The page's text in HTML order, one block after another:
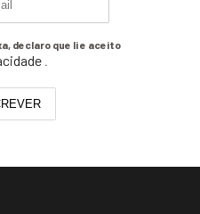
declaro que li e aceito